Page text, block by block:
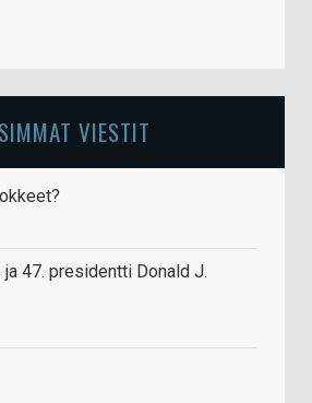
VIESTIT
ja 47. presidentti Donald J.